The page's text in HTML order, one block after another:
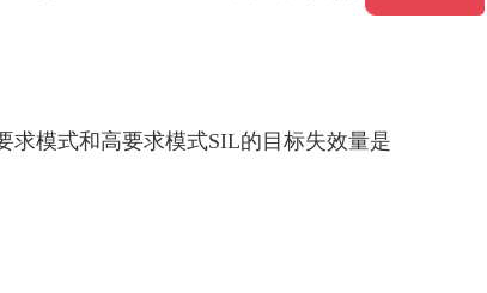
求模式和高要求模式SIL的目标失效量是